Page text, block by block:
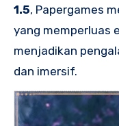
1.5, Papergames
yang memperluas
menjadikan
dan imersif.